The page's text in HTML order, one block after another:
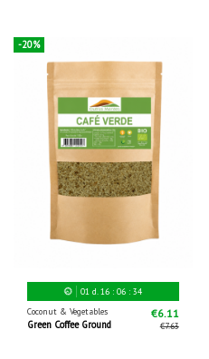
-20%
01d. 16: 06: 34
Coconut & Vegetables
Green Coffee Ground
€6.11
€7.63